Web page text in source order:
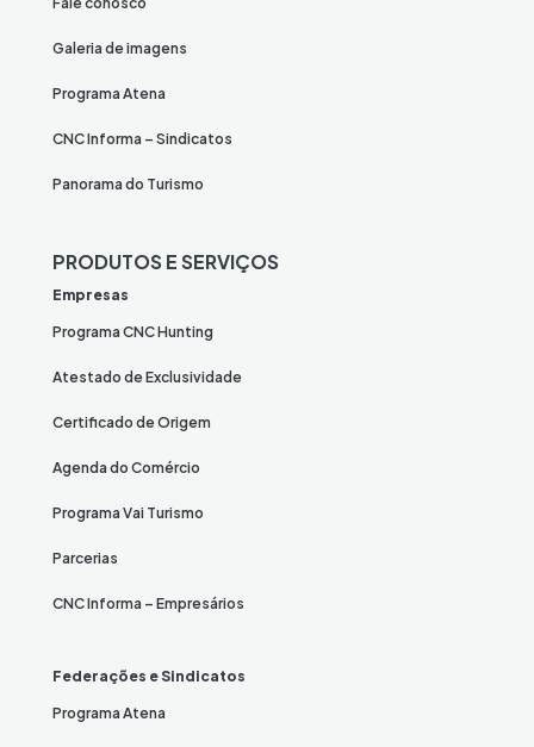
Galeria de imagens
Programa Atena
CNC Informa – Sindicatos
Panorama do Turismo
PRODUTOS E SERVIÇOS
Empresas
Programa CNC Hunting
Atestado de Exclusividade
Certificado de Origem
Agenda do Comércio
Programa Vai Turismo
Parcerias
CNC Informa – Empresários
Federações e Sindicatos
Programa Atena